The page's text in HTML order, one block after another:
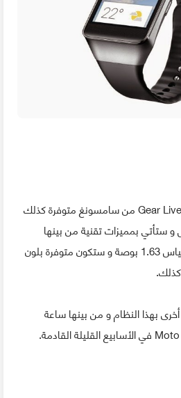
من جهة أخرى ستكون ساعة Gear Live من سامسونغ متوفرة كذلك
و ستأتي بمميزات تقنية من بينها
شاشة Super AMOLED بقياس 1.63 بوصة و ستكون متوفرة بلون
بهذا النظام و من بينها ساعة